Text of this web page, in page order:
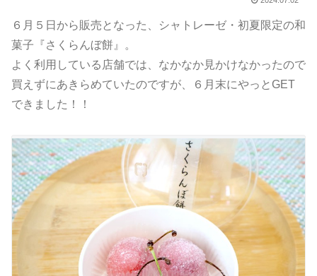
６月５日から販売となった、シャトレーゼ・初夏限定の和
菓子『さくらんぼ餅』。
よく利用している店舗では、なかなか見かけなかったので
買えずにあきらめていたのですが、６月末にやっとGET
できました！！